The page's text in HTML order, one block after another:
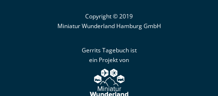
Copyright © 2019
Miniatur Wunderland Hamburg GmbH
Gerrits Tagebuch ist
ein Projekt von